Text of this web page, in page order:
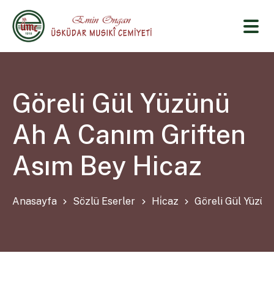
Göreli Gül Yüzünü
Ah A Canım Griften
Asım Bey Hicaz
Anasayfa Sözlü Eserler Hi̇caz Göreli Gül